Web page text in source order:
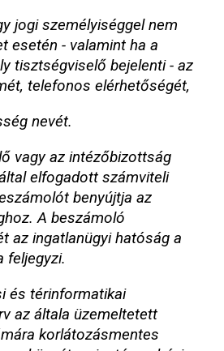
jogi személyiséggel nem
esetén - valamint ha a
tisztségviselő bejelenti - az
telefonos elérhetőségét,
nevét.
vagy az intézőbizottság
elfogadott számviteli
benyújtja az
A beszámoló
az ingatlanügyi hatóság a
feljegyzi.
és térinformatikai
az általa üzemeltetett
korlátozásmentes